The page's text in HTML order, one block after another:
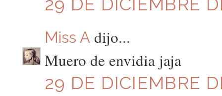
Miss Adijo...
Muero de envidia jaja
29 DE DICIEMBRE